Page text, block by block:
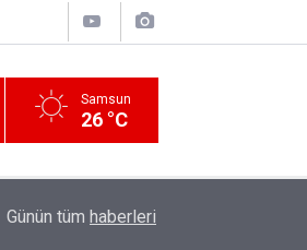
Samsun
26 °C
evlerinden danışmanlık hizmeti
Günün tüm haberleri